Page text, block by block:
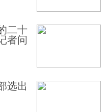
二十
者问
选出